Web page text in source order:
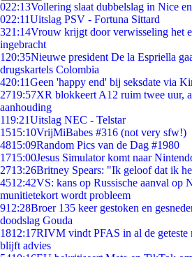
022:13Vollering slaat dubbelslag in Nice
022:11Uitslag PSV - Fortuna Sittard
321:14Vrouw krijgt door verwisseling het
ingebracht
1 20:35Nieuwe president De la Espriella
drugskartels Colombia
420:11Geen 'happy end' bij seksdate via
2719:57XR blokkeert A12 ruim twee uur,
aanhouding
119:21Uitslag NEC - Telstar
1515:10VrijMiBabes #316 (not very sfw!)
4815:09Random Pics van de Dag #1980
1715:00Jesus Simulator komt naar
2713:26Britney Spears: "Ik geloof dat ik
4512:42VS: kans op Russische aanval op
munitietekort wordt probleem
912:28Broer 135 keer gestoken en
doodslag Gouda
1812:17RIVM vindt PFAS in al de geteste
blijft advies